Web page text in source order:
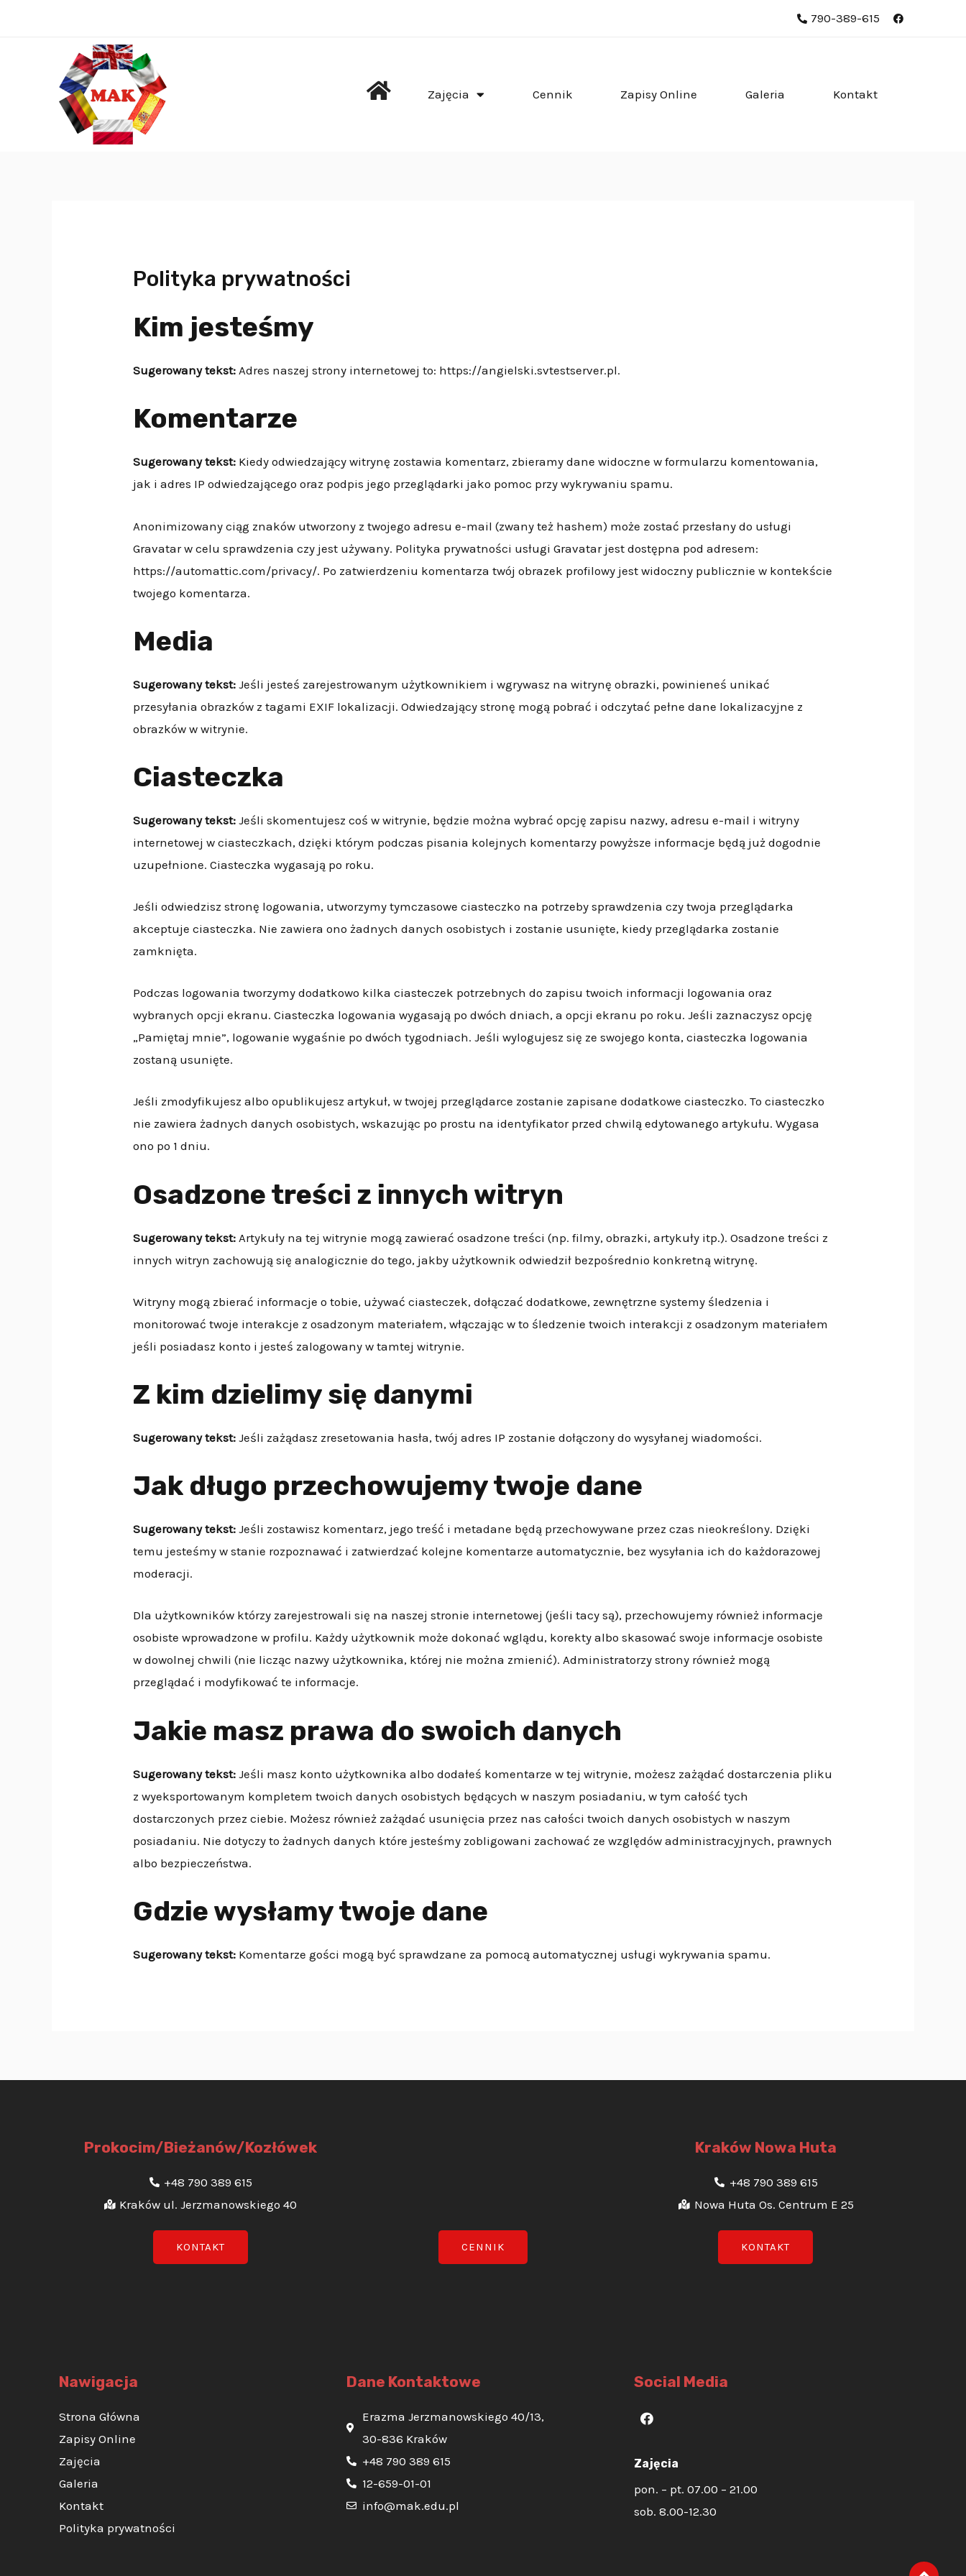
790-389-615
Zajęcia Cennik Zapisy Online Galeria Kontakt
Polityka prywatności
Kim jesteśmy
Sugerowany tekst:Adres naszej strony internetowej to: https://angielski.svtestserver.pl.
Komentarze
Sugerowany tekst: Kiedy odwiedzający witrynę zostawia komentarz, zbieramy dane widoczne w formularzu komentowania,
jak i adres IP odwiedzającego oraz podpis jego przeglądarki jako pomoc przy wykrywaniu spamu.
Anonimizowany ciąg znaków utworzony z twojego adresu e-mail (zwany też hashem) może zostać przesłany do usługi
Gravatar w celu sprawdzenia czy jest używany. Polityka prywatności usługi Gravatar jest dostępna pod adresem:
https://automattic.com/privacy/. Po zatwierdzeniu komentarza twój obrazek profilowy jest widoczny publicznie w kontekście
twojego komentarza.
Media
Sugerowany tekst:Jeśli jesteś zarejestrowanym użytkownikiem i wgrywasz na witrynę obrazki, powinieneś unikać
przesyłania obrazków z tagami EXIF lokalizacji. Odwiedzający stronę mogą pobrać i odczytać pełne dane lokalizacyjne z
obrazków w witrynie.
Ciasteczka
Sugerowany tekst:Jeśli skomentujesz coś w witrynie, będzie można wybrać opcję zapisu nazwy, adresu e-mail i witryny
internetowej w ciasteczkach, dzięki którym podczas pisania kolejnych komentarzy powyższe informacje będą już dogodnie
uzupełnione. Ciasteczka wygasają po roku.
Jeśli odwiedzisz stronę logowania, utworzymy tymczasowe ciasteczko na potrzeby sprawdzenia czy twoja przeglądarka
akceptuje ciasteczka. Nie zawiera ono żadnych danych osobistych i zostanie usunięte, kiedy przeglądarka zostanie
zamknięta.
Podczas logowania tworzymy dodatkowo kilka ciasteczek potrzebnych do zapisu twoich informacji logowania oraz
wybranych opcji ekranu. Ciasteczka logowania wygasają po dwóch dniach, a opcji ekranu po roku. Jeśli zaznaczysz opcję
„Pamiętaj mnie”, logowanie wygaśnie po dwóch tygodniach. Jeśli wylogujesz się ze swojego konta, ciasteczka logowania
zostaną usunięte.
Jeśli zmodyfikujesz albo opublikujesz artykuł, w twojej przeglądarce zostanie zapisane dodatkowe ciasteczko. To ciasteczko
nie zawiera żadnych danych osobistych, wskazując po prostu na identyfikator przed chwilą edytowanego artykułu. Wygasa
ono po 1 dniu.
Osadzone treści z innych witryn
Sugerowany tekst: Artykuły na tej witrynie mogą zawierać osadzone treści (np. filmy, obrazki, artykuły itp.). Osadzone treści z
innych witryn zachowują się analogicznie do tego, jakby użytkownik odwiedził bezpośrednio konkretną witrynę.
Witryny mogą zbierać informacje o tobie, używać ciasteczek, dołączać dodatkowe, zewnętrzne systemy śledzenia i
monitorować twoje interakcje z osadzonym materiałem, włączając w to śledzenie twoich interakcji z osadzonym materiałem
jeśli posiadasz konto i jesteś zalogowany w tamtej witrynie.
Z kim dzielimy się danymi
Sugerowany tekst:Jeśli zażądasz zresetowania hasła, twój adres IP zostanie dołączony do wysyłanej wiadomości.
Jak długo przechowujemy twoje dane
Sugerowany tekst:Jeśli zostawisz komentarz, jego treść i metadane będą przechowywane przez czas nieokreślony. Dzięki
temu jesteśmy w stanie rozpoznawać i zatwierdzać kolejne komentarze automatycznie, bez wysyłania ich do każdorazowej
moderacji.
Dla użytkowników którzy zarejestrowali się na naszej stronie internetowej (jeśli tacy są), przechowujemy również informacje
osobiste wprowadzone w profilu. Każdy użytkownik może dokonać wglądu, korekty albo skasować swoje informacje osobiste
w dowolnej chwili (nie licząc nazwy użytkownika, której nie można zmienić). Administratorzy strony również mogą
przeglądać i modyfikować te informacje.
Jakie masz prawa do swoich danych
Sugerowany tekst:Jeśli masz konto użytkownika albo dodałeś komentarze w tej witrynie, możesz zażądać dostarczenia pliku
z wyeksportowanym kompletem twoich danych osobistych będących w naszym posiadaniu, w tym całość tych
dostarczonych przez ciebie. Możesz również zażądać usunięcia przez nas całości twoich danych osobistych w naszym
posiadaniu. Nie dotyczy to żadnych danych które jesteśmy zobligowani zachować ze względów administracyjnych, prawnych
albo bezpieczeństwa.
Gdzie wysłamy twoje dane
Sugerowany tekst: Komentarze gości mogą być sprawdzane za pomocą automatycznej usługi wykrywania spamu.
Prokocim/Bieżanów/Kozłówek
+48 790 389 615
Kraków ul. Jerzmanowskiego 40
KONTAKT CENNIK
Kraków Nowa Huta
+48 790 389 615
Nowa Huta Os. Centrum E 25
KONTAKT
Nawigacja
Strona Główna
Zapisy Online
Zajęcia
Galeria
Kontakt
Polityka prywatności
Dane Kontaktowe
Erazma Jerzmanowskiego 40/13,
30-836 Kraków
+48 790 389 615
12-659-01-01
info@mak.edu.pl
Social Media
Zajęcia
pon. – pt. 07.00 – 21.00
sob. 8.00-12.30